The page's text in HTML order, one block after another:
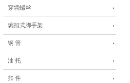
穿墙螺丝
琬扣式脚手架
钢 管
油 托
扣 件